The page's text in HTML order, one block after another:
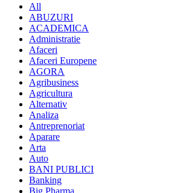
All
ABUZURI
ACADEMICA
Administratie
Afaceri
Afaceri Europene
AGORA
Agribusiness
Agricultura
Alternativ
Analiza
Antreprenoriat
Aparare
Arta
Auto
BANI PUBLICI
Banking
Big Pharma